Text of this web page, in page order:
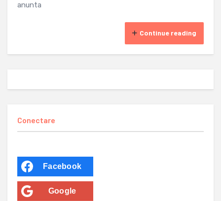
anunta
Continue reading
Conectare
Facebook
Google